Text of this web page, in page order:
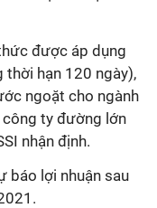
được áp dụng
hạn 120 ngày),
ngoặt cho ngành
công ty đường lớn
nhận định.
báo lợi nhuận sau